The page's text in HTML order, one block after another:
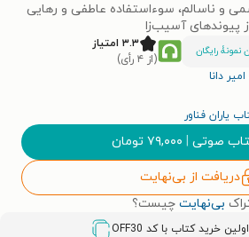
و ناسالم، سوءاستفاده عاطفی و رهایی
پیوندهای آسیب‌زا
نمونۀ رایگان
۳.۳ امتیاز
(از ۴ رأی)
امیر دانا
یاران فناور
صوتی | ۷۹,۰۰۰ تومان
دریافت از بی‌نهایت
بی‌نهایت چیست؟
OFF30